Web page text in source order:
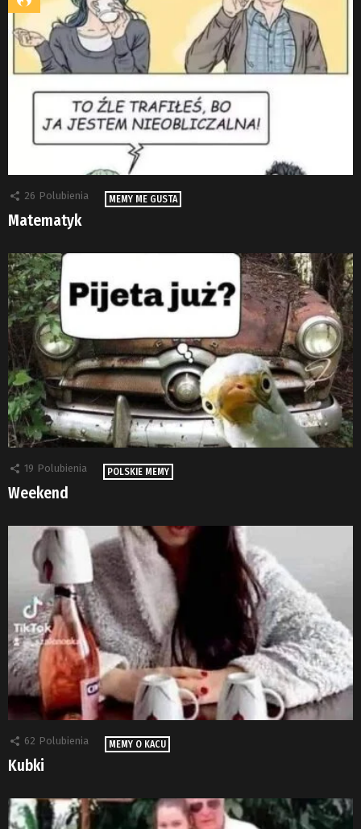
26 Polubienia MEMY ME GUSTA
Matematyk
19 Polubienia POLSKIE MEMY
Weekend
62 Polubienia MEMY O KACU
Kubki